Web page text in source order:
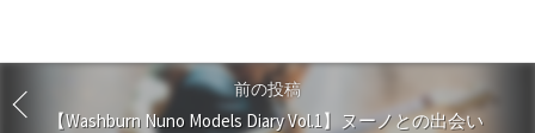
前の投稿
【Washburn Nuno Models Diary Vol.1】ヌーノとの出会い